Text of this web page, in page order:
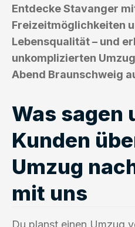
Entdecke Stavanger
Freizeitmöglichkeiten
Lebensqualität – und
unkomplizierten
Abend Braunschweig
Was sagen
Kunden
Umzug
mit uns
Du planst einen Umzug